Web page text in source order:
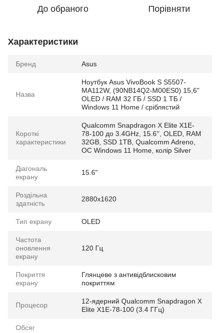
До обраного Порівняти
Характеристики
Бренд Asus
Назва
Ноутбук Asus VivoBook S S5507-
MA112W, (90NB14Q2-M00ES0) 15,6"
OLED / RAM 32 ГБ / SSD 1 ТБ /
Windows 11 Home / сріблястий
Короткі
характеристики
Qualcomm Snapdragon X Elite X1E-
78-100 до 3.4GHz, 15.6'', OLED, RAM
32GB, SSD 1TB, Qualcomm Adreno,
ОС Windows 11 Home, колір Silver
Діагональ
екрану
15.6"
Роздільна
здатність
2880x1620
Тип екрану OLED
Частота
оновлення
екрану
120 Гц
Покриття
екрану
Глянцеве з антивідблисковим
покриттям
Процесор
12-ядерний Qualcomm Snapdragon X
Elite X1E-78-100 (3.4 ГГц)
Обсяг